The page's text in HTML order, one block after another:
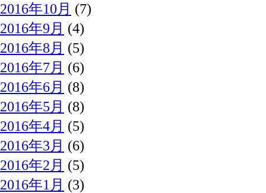
2016年10月 (7)
2016年9月 (4)
2016年8月 (5)
2016年7月 (6)
2016年6月 (8)
2016年5月 (8)
2016年4月 (5)
2016年3月 (6)
2016年2月 (5)
2016年1月 (3)